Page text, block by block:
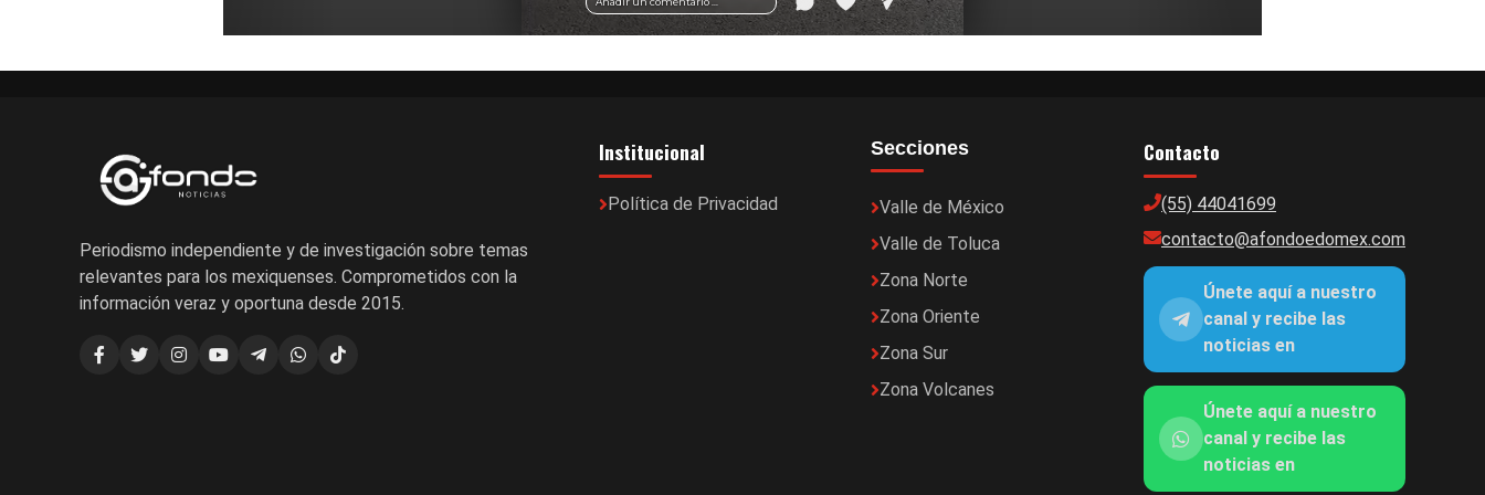
Periodismo independiente y de investigación sobre temas
relevantes para los mexiquenses. Comprometidos con la
información veraz y oportuna desde 2015.
Institucional
Política de Privacidad
Secciones
Valle de México
Valle de Toluca
Zona Norte
Zona Oriente
Zona Sur
Zona Volcanes
Contacto
(55) 44041699
contacto@afondoedomex.com
Únete aquí a nuestro
canal y recibe las
noticias en
Únete aquí a nuestro
canal y recibe las
noticias en